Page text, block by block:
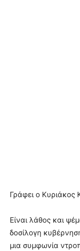
Γράφει ο Κυριάκος
Είναι λάθος και
δοσίλογη
μια συμφωνία